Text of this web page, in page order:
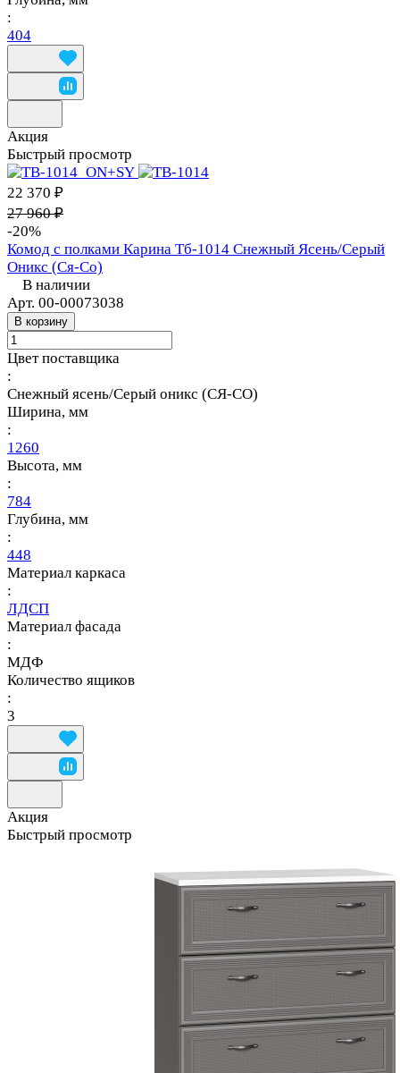
:
404
Акция
Быстрый просмотр
22 370 ₽
27 960 ₽
-20%
Комод с полками Карина Тб-1014 Снежный Ясень/Серый
Оникс (Ся-Со)
В наличии
Арт. 00-00073038
В корзину
Цвет поставщика
:
Снежный ясень/Серый оникс (СЯ-СО)
Ширина, мм
:
1260
Высота, мм
:
784
Глубина, мм
:
448
Материал каркаса
:
ЛДСП
Материал фасада
:
МДФ
Количество ящиков
:
3
Акция
Быстрый просмотр